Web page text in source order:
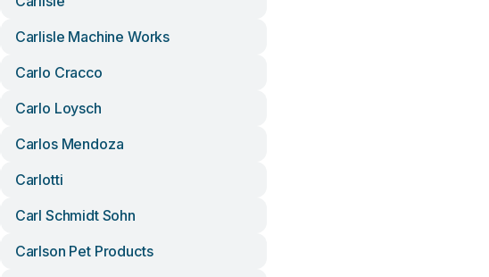
Carlisle Machine Works
Carlo Cracco
Carlo Loysch
Carlos Mendoza
Carlotti
Carl Schmidt Sohn
Carlson Pet Products